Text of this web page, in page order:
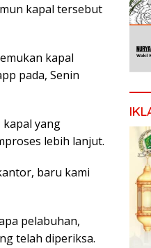
kapal tersebut
kapal
pada, Senin
yang
lebih lanjut.
baru kami
pelabuhan,
telah diperiksa.